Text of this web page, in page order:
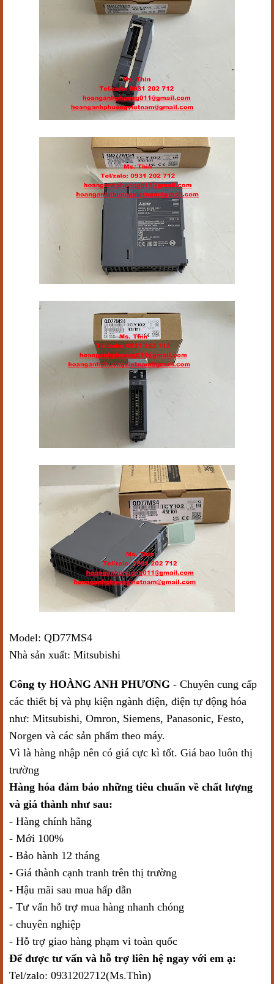
Model: QD77MS4
Nhà sản xuất: Mitsubishi
Công ty HOÀNG ANH PHƯƠNG - Chuyên cung cấp
các thiết bị và phụ kiện ngành điện, điện tự động hóa
như: Mitsubishi, Omron, Siemens, Panasonic, Festo,
Norgen và các sản phẩm theo máy.
Vì là hàng nhập nên có giá cực kì tốt. Giá bao luôn thị
trường
Hàng hóa đảm bảo những tiêu chuẩn về chất lượng
và giá thành như sau:
- Hàng chính hãng
- Mới 100%
- Bảo hành 12 tháng
- Giá thành cạnh tranh trên thị trường
- Hậu mãi sau mua hấp dẫn
- Tư vấn hỗ trợ mua hàng nhanh chóng
- chuyên nghiệp
- Hỗ trợ giao hàng phạm vi toàn quốc
Để được tư vấn và hỗ trợ liên hệ ngay với em ạ:
Tel/zalo: 0931202712(Ms.Thìn)